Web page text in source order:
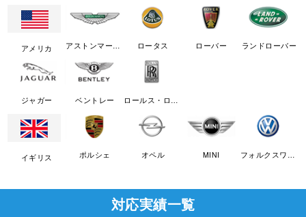
アメリカ アストンマーチン ロータス ローバー ランドローバー
ジャガー ベントレー ロールス・ロイス
イギリス ポルシェ オペル MINI フォルクスワーゲン
対応実績一覧